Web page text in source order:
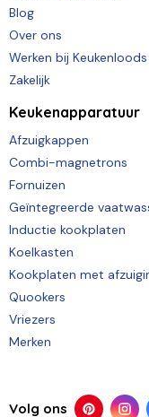
Blog
Over ons
Werken bij Keukenloods
Zakelijk
Keukenapparatuur
Afzuigkappen
Combi-magnetrons
Fornuizen
Geïntegreerde
Inductie kookplaten
Koelkasten
Kookplaten met
Quookers
Vriezers
Merken
Volg ons